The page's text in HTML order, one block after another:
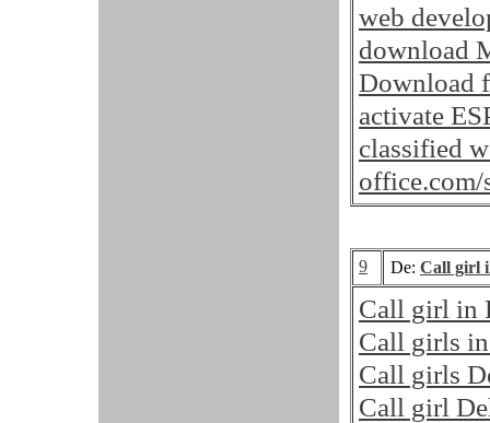
web
download
Download
activate
classified
office.com/
9 De: Call girl
Call girl in
Call girls
Call girls
Call girl